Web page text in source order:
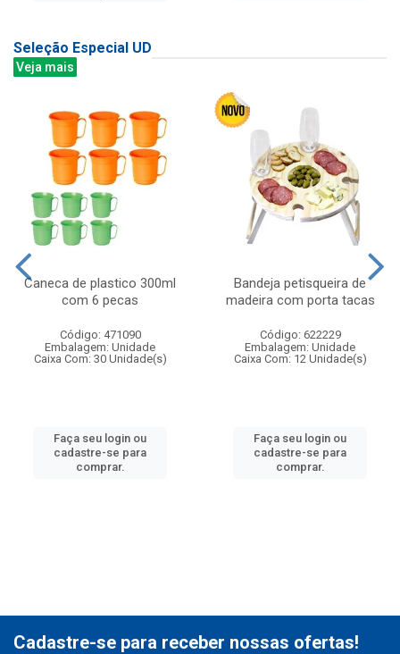
Seleção Especial UD
Veja mais
Caneca de plastico 300ml
com 6 pecas
Código: 471090
Embalagem: Unidade
Caixa Com: 30 Unidade(s)
Faça seu login ou
cadastre-se para
comprar.
Bandeja petisqueira de
madeira com porta tacas
Código: 622229
Embalagem: Unidade
Caixa Com: 12 Unidade(s)
Faça seu login ou
cadastre-se para
comprar.
Cadastre-se para receber nossas ofertas!